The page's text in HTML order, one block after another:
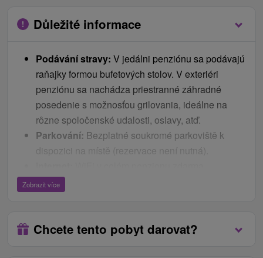
Důležité informace
Podávání stravy: V jedálni penziónu sa podávajú
raňajky formou bufetových stolov. V exteriéri
penziónu sa nachádza priestranné záhradné
posedenie s možnosťou grilovania, ideálne na
rôzne spoločenské udalosti, oslavy, atď.
Parkování: Bezplatné soukromé parkoviště k
dispozici na místě (rezervace není nutná).
Zvířata:
poplatek.
Zobrazit více
Chcete tento pobyt darovat?